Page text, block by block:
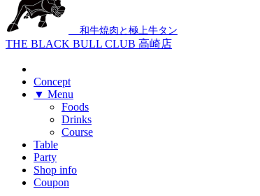
和牛焼肉と極上牛タン
THE BLACK BULL CLUB 高崎店
Concept
▼ Menu
Foods
Drinks
Course
Table
Party
Shop info
Coupon